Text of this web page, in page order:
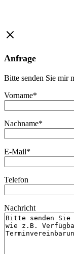
Anfrage
Bitte senden Sie mir
Vorname*
Nachname*
E-Mail*
Telefon
Nachricht